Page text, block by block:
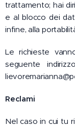
trattamento; hai
e al blocco dei
infine, alla
Le richieste
seguente
Reclami
Nel caso in cui tu